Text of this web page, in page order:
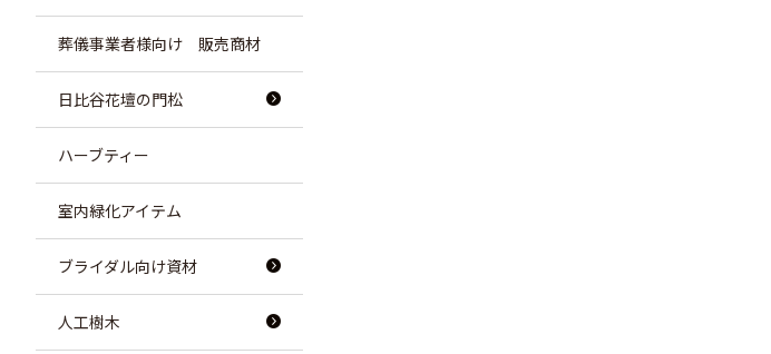
葬儀事業者様向け 販売商材
日比谷花壇の門松
ハーブティー
室内緑化アイテム
ブライダル向け資材
人工樹木